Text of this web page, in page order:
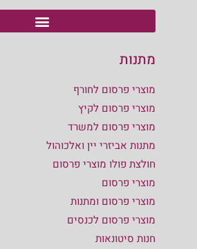
מתנות
מוצרי פרסום לחורף
מוצרי פרסום לקיץ
מוצרי פרסום למשרד
מתנות אביזרי יין ואלכוהול
חולצת פולו מוצרי פרסום
מוצרי פרסום
מוצרי פרסום ומתנות
מוצרי פרסום לכנסים
חנות סיטונאות